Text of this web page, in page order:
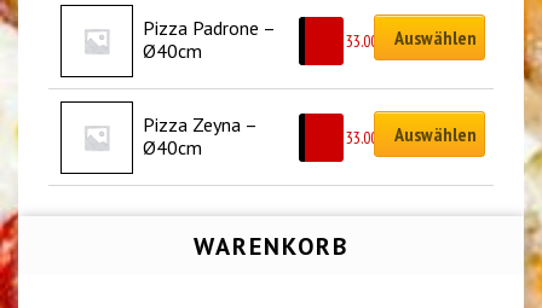
Pizza Padrone –
Ø40cm
33.00 Auswählen
Pizza Zeyna –
Ø40cm
33.00 Auswählen
WARENKORB